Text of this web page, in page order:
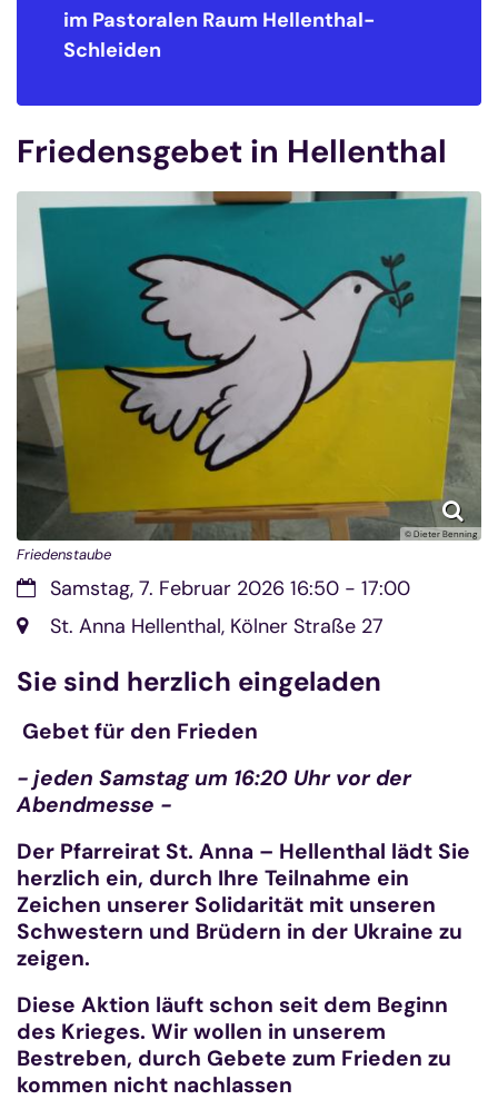
im Pastoralen RaumHellenthal-
Schleiden
Friedensgebet in Hellenthal
© Dieter Benning
Friedenstaube
Datum:Samstag, 7. Februar 2026 16:50 - 17:00
Ort:St. Anna Hellenthal, Kölner Straße 27
Sie sind herzlich eingeladen
Gebet für den Frieden
- jeden Samstag um 16:20 Uhr vor der
Abendmesse -
Der Pfarreirat St. Anna – Hellenthal lädt Sie
herzlich ein, durch Ihre Teilnahme ein
Zeichen unserer Solidarität mit unseren
Schwestern und Brüdern in der Ukraine zu
zeigen.
Diese Aktion läuft schon seit dem Beginn
des Krieges. Wir wollen in unserem
Bestreben, durch Gebete zum Frieden zu
kommen nicht nachlassen